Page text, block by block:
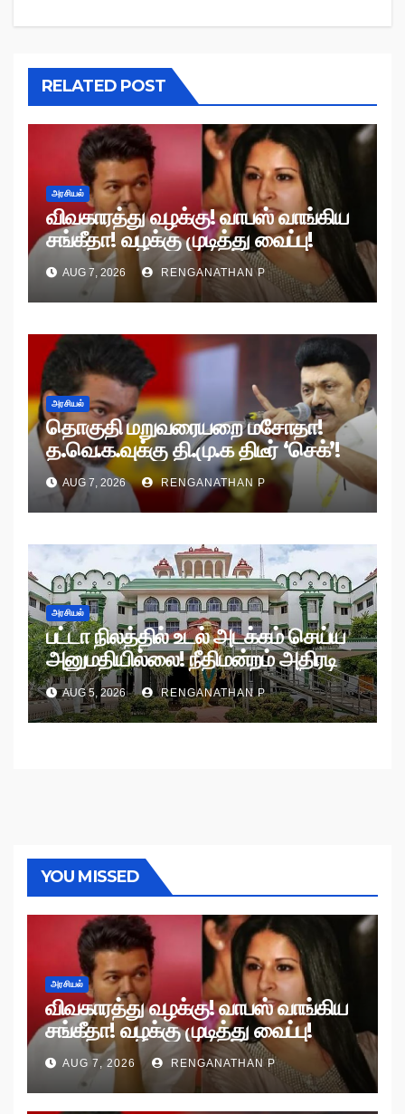
RELATED POST
அரசியல்
விவகாரத்து வழக்கு! வாபஸ் வாங்கிய
சங்கீதா! வழக்கு முடித்து வைப்பு!
AUG 7, 2026 RENGANATHAN P
அரசியல்
தொகுதி மறுவரையறை மசோதா!
த.வெ.க.வுக்கு தி.மு.க திடீர் ‘செக்’!
AUG 7, 2026 RENGANATHAN P
அரசியல்
பட்டா நிலத்தில் உடல் அடக்கம் செய்ய
அனுமதியில்லை! நீதிமன்றம் அதிரடி
உத்தரவு!
AUG 5, 2026 RENGANATHAN P
YOU MISSED
அரசியல்
விவகாரத்து வழக்கு! வாபஸ் வாங்கிய
சங்கீதா! வழக்கு முடித்து வைப்பு!
AUG 7, 2026 RENGANATHAN P